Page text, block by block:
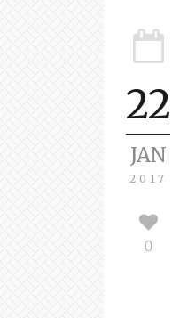
22
JAN
2017
0